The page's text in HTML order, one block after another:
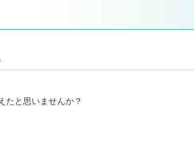
と思いませんか？